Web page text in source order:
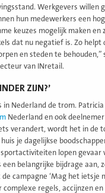
Werkgevers willen
hun medewerkers een
keuzes mogelijk maken en
dat nu negatief is. Zo helpt
en steden te behouden,”
van INretail.
ZIJN?’
in Nederland de trom.
Nederland en ook
verandert, wordt het in de
je dagelijkse
lopen gevaar
een belangrijke bijdrage aan,
campagne ‘Mag het ietsje
regels, accijnzen